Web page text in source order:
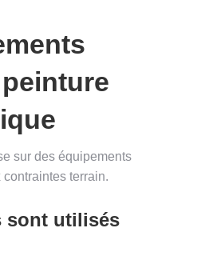
sur des équipements
terrain.
sont utilisés